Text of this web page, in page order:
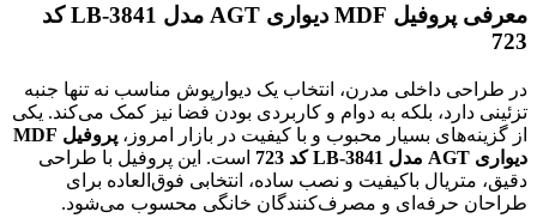
معرفی پروفیل MDF دیواری AGT مدل LB-3841 کد
723
در طراحی داخلی مدرن، انتخاب یک دیوارپوش مناسب نه تنها جنبه
تزئینی دارد، بلکه به دوام و کاربردی بودن فضا نیز کمک می‌کند. یکی
از گزینه‌های بسیار محبوب و با کیفیت در بازار امروز،
پروفیل MDF
دیواری AGT مدل LB-3841 کد 723
است. این پروفیل با طراحی
دقیق، متریال باکیفیت و نصب ساده، انتخابی فوق‌العاده برای
طراحان حرفه‌ای و مصرف‌کنندگان خانگی محسوب می‌شود.